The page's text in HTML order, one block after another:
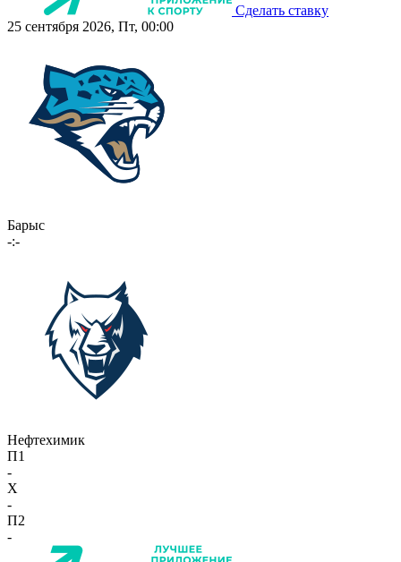
Сделать ставку
25 сентября 2026, Пт, 00:00
Барыс
-:-
Нефтехимик
П1
-
X
-
П2
-